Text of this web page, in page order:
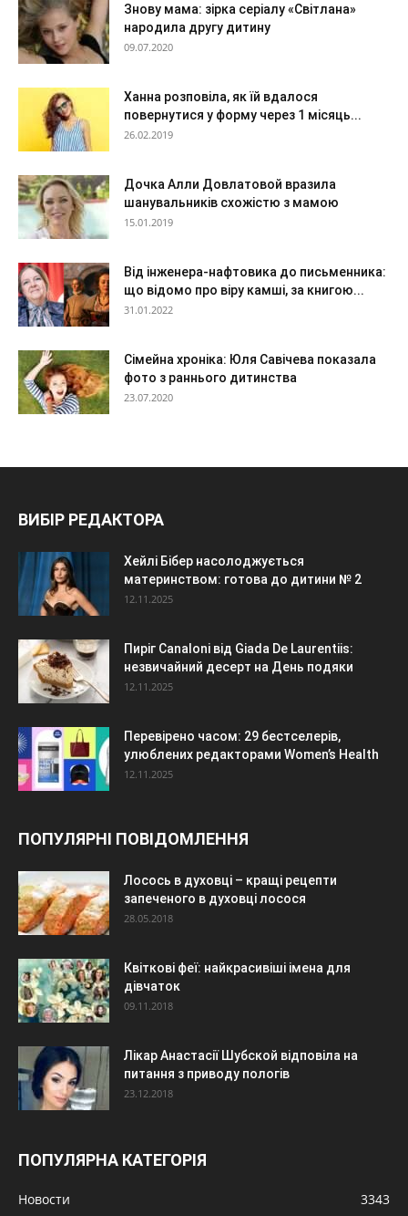
Знову мама: зірка серіалу «Світлана»
народила другу дитину
09.07.2020
Ханна розповіла, як їй вдалося
повернутися у форму через 1 місяць...
26.02.2019
Дочка Алли Довлатовой вразила
шанувальників схожістю з мамою
15.01.2019
Від інженера-нафтовика до письменника:
що відомо про віру камші, за книгою...
31.01.2022
Сімейна хроніка: Юля Савічева показала
фото з раннього дитинства
23.07.2020
ВИБІР РЕДАКТОРА
Хейлі Бібер насолоджується
материнством: готова до дитини № 2
12.11.2025
Пиріг Canaloni від Giada De Laurentiis:
незвичайний десерт на День подяки
12.11.2025
Перевірено часом: 29 бестселерів,
улюблених редакторами Women’s Health
12.11.2025
ПОПУЛЯРНІ ПОВІДОМЛЕННЯ
Лосось в духовці – кращі рецепти
запеченого в духовці лосося
28.05.2018
Квіткові феї: найкрасивіші імена для
дівчаток
09.11.2018
Лікар Анастасії Шубской відповіла на
питання з приводу пологів
23.12.2018
ПОПУЛЯРНА КАТЕГОРІЯ
Новости
3343